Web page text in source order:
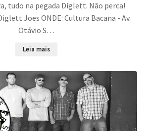
tudo na pegada Diglett. Não perca!
Joes ONDE: Cultura Bacana - Av.
Otávio S…
Leia mais